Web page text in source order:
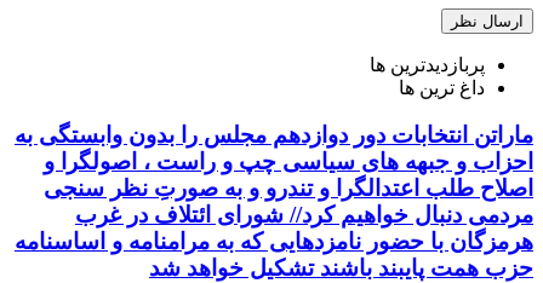
پربازدیدترین ها
داغ ترین ها
ماراتن انتخابات دور دوازدهم مجلس را بدون وابستگی به
احزاب و جبهه های سیاسی چپ و راست ، اصولگرا و
اصلاح طلب اعتدالگرا و تندرو و به صورتِ نظر سنجی
مردمی دنبال خواهیم کرد// شورای ائتلاف در غرب
هرمزگان با حضور نامزدهایی که به مرامنامه و اساسنامه
حزب همت پایبند باشند تشکیل خواهد شد